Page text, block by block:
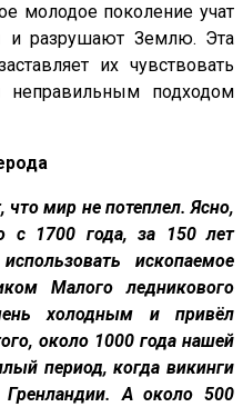
молодое поколение учат
и разрушают Землю. Эта
их чувствовать
неправильным подходом
мир не потеплел. Ясно,
с 1700 года, за 150 лет
ископаемое
Малого ледникового
холодным и привёл
около 1000 года нашей
период, когда викинги
А около 500